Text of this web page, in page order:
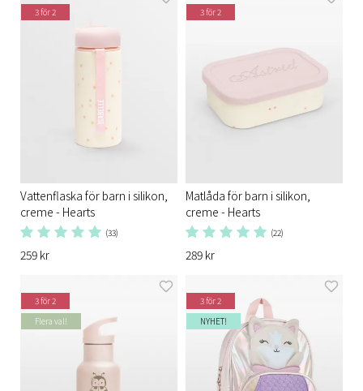
3 för 2
Vattenflaska för barn i silikon,
creme - Hearts
(33)
259 kr
3 för 2
Matlåda för barn i silikon,
creme - Hearts
(22)
289 kr
3 för 2
Flera val!
3 för 2
NYHET!